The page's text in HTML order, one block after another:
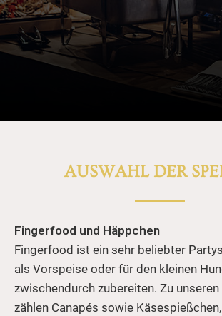
AUSWAHL DER
Fingerfood und Häppchen
Fingerfood ist ein sehr beliebter
als Vorspeise oder für den kleinen
zwischendurch zubereiten. Zu
zählen Canapés sowie